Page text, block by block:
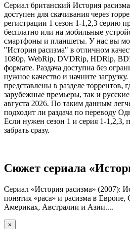
Сериал британский История
доступен для скачивания через
регистрации 1 сезон 1-1,2,3 серию
бесплатно или на мобильные
смартфоны и планшеты. У нас вы
"История расизма" в отличном
1080p, WebRip, DVDRip, HDRip,
формате. Раздача доступна без
нужное качество и начните
представлены в разделе торрентов,
зарубежные премьеры, так и
августа 2026. По таким данным
подходит ли раздача по переводу
Если нужен сезон 1 и серия 1-1,2,3,
забрать сразу.
Сюжет сериала
Сериал «История расизма» (2007):
понятия «раса» и расизма в
Америках, Австралии и Азии....
×